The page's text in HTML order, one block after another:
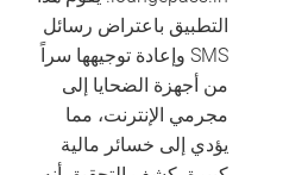
التطبيق باعتراض رسائل
SMS وإعادة توجيهها سراً
من أجهزة الضحايا إلى
مجرمي الإنترنت، مما
يؤدي إلى خسائر مالية